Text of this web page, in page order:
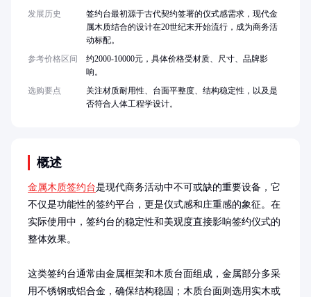
概述
金属木质签约台是现代商务活动中不可或缺的重要设备，它
不仅是功能性的签约平台，更是仪式感和庄重感的象征。在
实际使用中，签约台的稳定性和美观度直接影响签约仪式的
整体效果。
这类签约台通常由金属框架和木质台面组成，金属部分多采
用不锈钢或铝合金，确保结构稳固；木质台面则选用实木或
发展历史
签约台最初源于古代契约签署的仪式感需求，现代金
属木质结合的设计在20世纪末开始流行，成为商务活
动标配。
参考价格区间
约2000-10000元，具体价格受材质、尺寸、品牌影
响。
选购要点
关注材质耐用性、台面平整度、结构稳定性，以及是
否符合人体工程学设计。